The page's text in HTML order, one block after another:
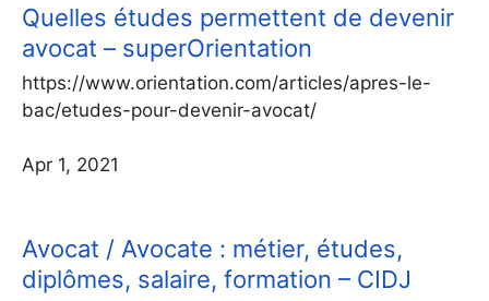
Quelles études permettent de devenir
avocat – superOrientation
https://www.orientation.com/articles/apres-le-
bac/etudes-pour-devenir-avocat/
Apr 1, 2021
Avocat / Avocate : métier, études,
diplômes, salaire, formation – CIDJ